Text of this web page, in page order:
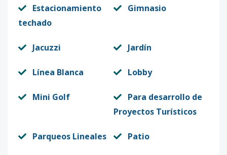
Estacionamiento
techado
Gimnasio
Jacuzzi Jardín
Línea Blanca Lobby
Mini Golf
Para desarrollo de
Proyectos Turísticos
Parqueos Lineales Patio